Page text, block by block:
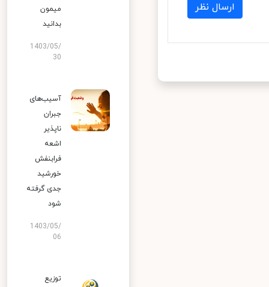
ارسال نظر
میمون
بدانید
1403/05/
30
آسیب‌های
جبران
ناپذیر
اشعه
فرابنفش
خورشید
جدی گرفته
شود
1403/05/
06
توزیع